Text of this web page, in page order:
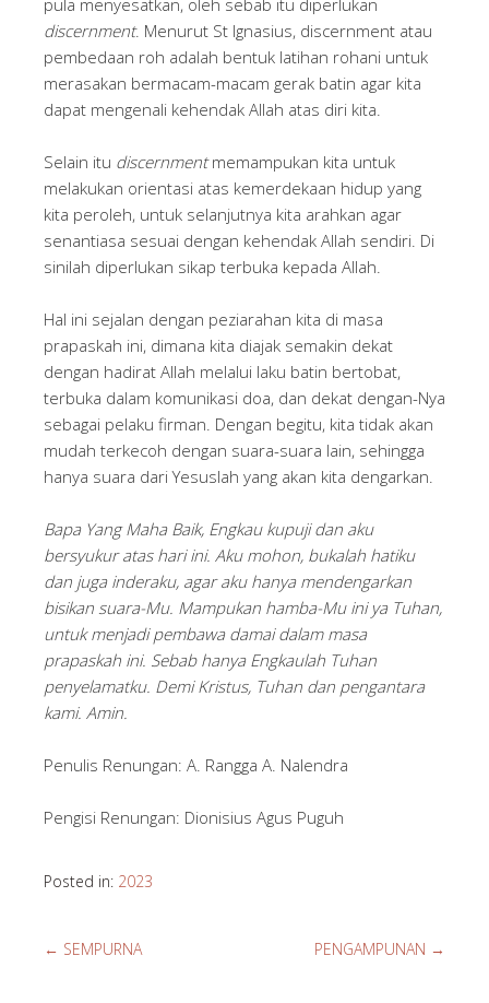
pula menyesatkan, oleh sebab itu diperlukan
discernment. Menurut St Ignasius, discernment atau
pembedaan roh adalah bentuk latihan rohani untuk
merasakan bermacam-macam gerak batin agar kita
dapat mengenali kehendak Allah atas diri kita.
Selain itu discernmentmemampukan kita untuk
melakukan orientasi atas kemerdekaan hidup yang
kita peroleh, untuk selanjutnya kita arahkan agar
senantiasa sesuai dengan kehendak Allah sendiri. Di
sinilah diperlukan sikap terbuka kepada Allah.
Hal ini sejalan dengan peziarahan kita di masa
prapaskah ini, dimana kita diajak semakin dekat
dengan hadirat Allah melalui laku batin bertobat,
terbuka dalam komunikasi doa, dan dekat dengan-Nya
sebagai pelaku firman. Dengan begitu, kita tidak akan
mudah terkecoh dengan suara-suara lain, sehingga
hanya suara dari Yesuslah yang akan kita dengarkan.
Bapa Yang Maha Baik, Engkau kupuji dan aku
bersyukur atas hari ini. Aku mohon, bukalah hatiku
dan juga inderaku, agar aku hanya mendengarkan
bisikan suara-Mu. Mampukan hamba-Mu ini ya Tuhan,
untuk menjadi pembawa damai dalam masa
prapaskah ini. Sebab hanya Engkaulah Tuhan
penyelamatku. Demi Kristus, Tuhan dan pengantara
kami. Amin.
Penulis Renungan: A. Rangga A. Nalendra
Pengisi Renungan: Dionisius Agus Puguh
Posted in: 2023
← SEMPURNA PENGAMPUNAN →